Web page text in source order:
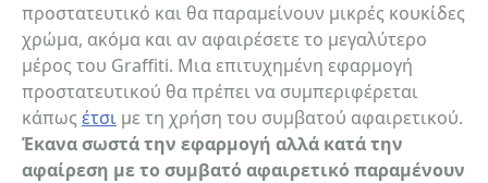
προστατευτικό και θα παραμείνουν μικρές κουκίδες
χρώμα, ακόμα και αν αφαιρέσετε το μεγαλύτερο
μέρος του Graffiti. Μια επιτυχημένη εφαρμογή
προστατευτικού θα πρέπει να συμπεριφέρεται
κάπως έτσι με τη χρήση του συμβατού αφαιρετικού.
Έκανα σωστά την εφαρμογή αλλά κατά την
αφαίρεση με το συμβατό αφαιρετικό παραμένουν